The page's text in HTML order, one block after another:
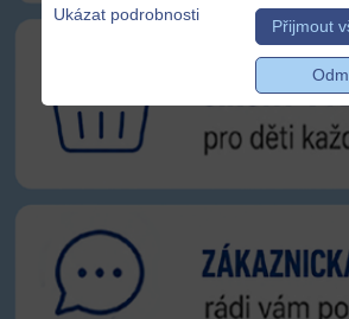
Ukázat podrobnosti
Přijmout